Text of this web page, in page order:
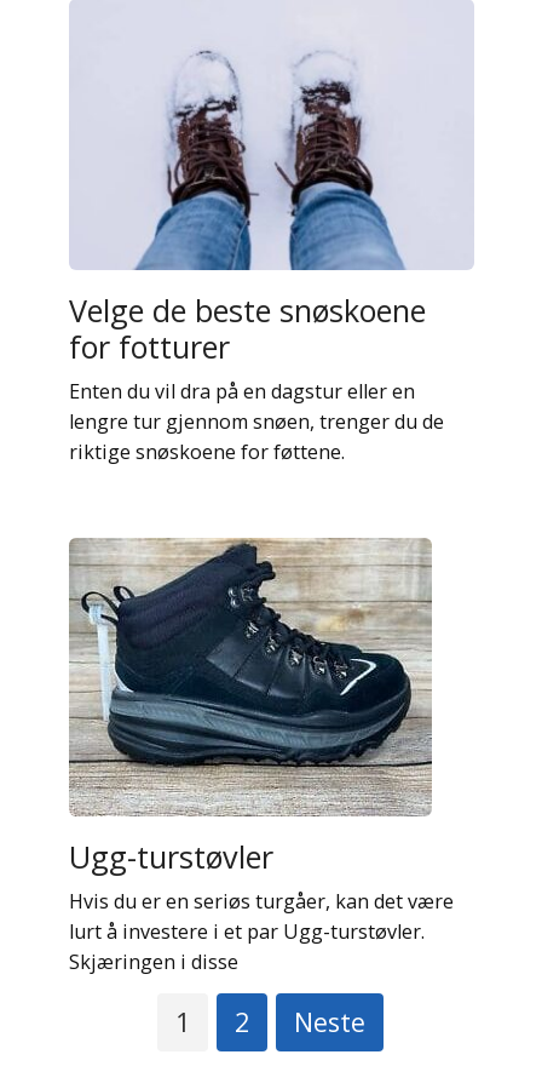
Velge de beste snøskoene
for fotturer
Enten du vil dra på en dagstur eller en
lengre tur gjennom snøen, trenger du de
riktige snøskoene for føttene.
Ugg-turstøvler
Hvis du er en seriøs turgåer, kan det være
lurt å investere i et par Ugg-turstøvler.
Skjæringen i disse
Sidepaginering1 2 Neste